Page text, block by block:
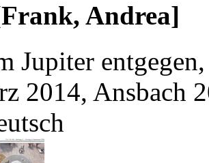
Andrea]
Jupiter
2014, Ansbach